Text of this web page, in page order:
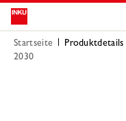
Startseite Produktdetails
2030